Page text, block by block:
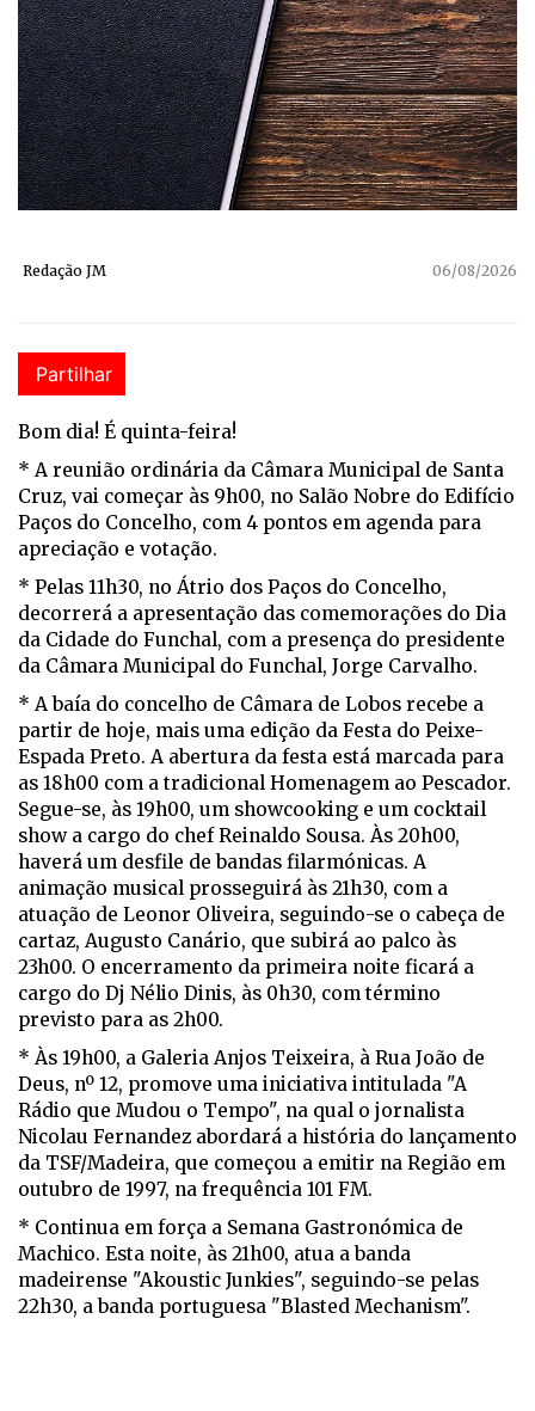
Redação JM 06/08/2026
Partilhar
Bom dia! É quinta-feira!
* A reunião ordinária da Câmara Municipal de Santa
Cruz, vai começar às 9h00, no Salão Nobre do Edifício
Paços do Concelho, com 4 pontos em agenda para
apreciação e votação.
* Pelas 11h30, no Átrio dos Paços do Concelho,
decorrerá a apresentação das comemorações do Dia
da Cidade do Funchal, com a presença do presidente
da Câmara Municipal do Funchal, Jorge Carvalho.
* A baía do concelho de Câmara de Lobos recebe a
partir de hoje, mais uma edição da Festa do Peixe-
Espada Preto. A abertura da festa está marcada para
as 18h00 com a tradicional Homenagem ao Pescador.
Segue-se, às 19h00, um showcooking e um cocktail
show a cargo do chef Reinaldo Sousa. Às 20h00,
haverá um desfile de bandas filarmónicas. A
animação musical prosseguirá às 21h30, com a
atuação de Leonor Oliveira, seguindo-se o cabeça de
cartaz, Augusto Canário, que subirá ao palco às
23h00. O encerramento da primeira noite ficará a
cargo do Dj Nélio Dinis, às 0h30, com término
previsto para as 2h00.
* Às 19h00, a Galeria Anjos Teixeira, à Rua João de
Deus, nº 12, promove uma iniciativa intitulada "A
Rádio que Mudou o Tempo", na qual o jornalista
Nicolau Fernandez abordará a história do lançamento
da TSF/Madeira, que começou a emitir na Região em
outubro de 1997, na frequência 101 FM.
* Continua em força a Semana Gastronómica de
Machico. Esta noite, às 21h00, atua a banda
madeirense "Akoustic Junkies", seguindo-se pelas
22h30, a banda portuguesa "Blasted Mechanism".